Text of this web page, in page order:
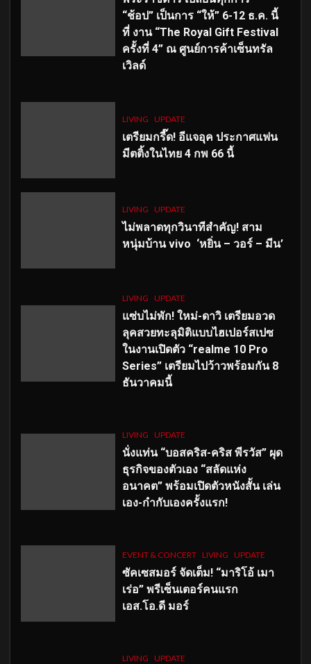
“ช้อป” เป็นการ “ให้” 6-12 ธ.ค. นี้
ที่ งาน “The Royal Gift Festival
ครั้งที่ 4” ณ ศูนย์การค้าเซ็นทรัล
เวิลด์
LIVING UPDATE
เตรียมกรี๊ด! อีแจอุค ประกาศแฟน
มีตติ้งในไทย 4 กพ 66 นี้
LIVING UPDATE
ไม่พลาดทุกวินาทีสำคัญ! สาม
หนุ่มบ้าน vivo ‘หยิ่น – วอร์ – มีน’
LIVING UPDATE
แซ่บไม่พัก! ใหม่-ดาวิ เตรียมอวด
ลุคสวยทะลุมิติแบบไฮเปอร์สเปซ
ในงานเปิดตัว “realme 10 Pro
Series” เตรียมไปว้าวพร้อมกัน 8
ธันวาคมนี้
LIVING UPDATE
นั่งแท่น “บอสคริส-คริส พีรวัส” ผุด
ธุรกิจของตัวเอง “สลัดแห่ง
อนาคต” พร้อมเปิดตัวหนังสั้น เล่น
เอง-กำกับเองครั้งแรก!
EVENT & CONCERT LIVING UPDATE
ซัคเซสมอร์ จัดเต็ม! “มาริโอ้ เมา
เร่อ” พรีเซ็นเตอร์คนแรก
เอส.โอ.ดี มอร์
LIVING UPDATE